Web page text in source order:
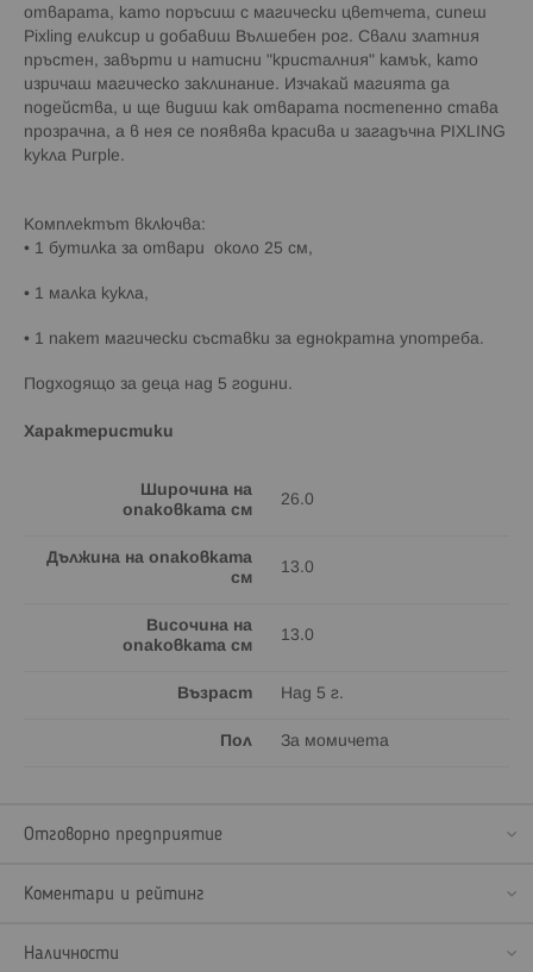
отварата, като поръсиш с магически цветчета, сипеш
Pixling еликсир и добавиш Вълшебен рог. Свали златния
пръстен, завърти и натисни "кристалния" камък, като
изричаш магическо заклинание. Изчакай магията да
подейства, и ще видиш как отварата постепенно става
прозрачна, а в нея се появява красива и загадъчна PIXLING
кукла Purple.
Комплектът включва:
• 1 бутилка за отвари около 25 см,
• 1 малка кукла,
• 1 пакет магически съставки за еднократна употреба.
Подходящо за деца над 5 години.
Характеристики
Широчина на
опаковката см
26.0
Дължина на опаковката
см
13.0
Височина на
опаковката см
13.0
Възраст Над 5 г.
Пол За момичета
Отговорно предприятие
Коментари и рейтинг
Наличности